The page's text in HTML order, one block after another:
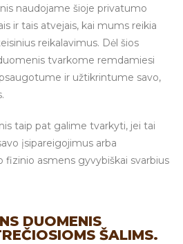
naudojame šioje privatumo
ir tais atvejais, kai mums reikia
reikalavimus. Dėl šios
tvarkome remdamiesi
ir užtikrintume savo,
taip pat galime tvarkyti, jei tai
įsipareigojimus arba
asmens gyvybiškai svarbius
DUOMENIS
ŠALIMS.